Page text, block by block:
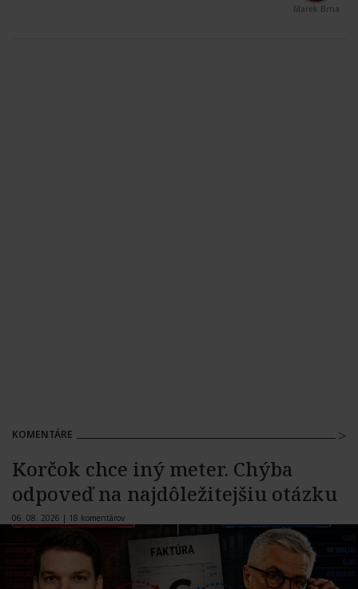
Marek Brna
KOMENTÁRE
Korčok chce iný meter. Chýba
odpoveď na najdôležitejšiu otázku
06. 08. 2026 | 18 komentárov